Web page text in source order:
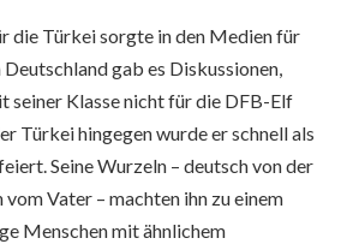
die Türkei sorgte in den Medien für
gab es Diskussionen,
seiner Klasse nicht für die DFB-Elf
Türkei hingegen wurde er schnell als
Seine Wurzeln – deutsch von der
Vater – machten ihn zu einem
Menschen mit ähnlichem